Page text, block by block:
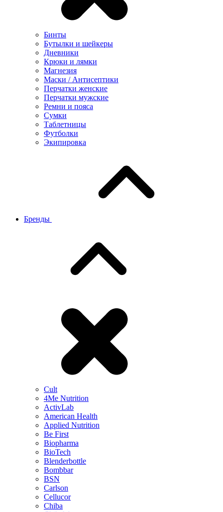
Бинты
Бутылки и шейкеры
Дневники
Крюки и лямки
Магнезия
Маски / Антисептики
Перчатки женские
Перчатки мужские
Ремни и пояса
Сумки
Таблетницы
Футболки
Экипировка
Бренды
Cult
4Me Nutrition
ActivLab
American Health
Applied Nutrition
Be First
Biopharma
BioTech
Blenderbottle
Bombbar
BSN
Carlson
Cellucor
Chiba